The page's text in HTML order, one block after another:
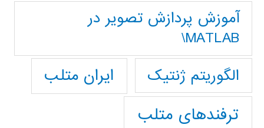
آموزش پردازش تصوير در
MATLAB\
الگوریتم ژنتیک
ایران متلب
ترفندهای متلب